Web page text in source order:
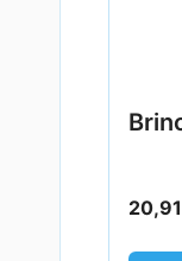
20,91